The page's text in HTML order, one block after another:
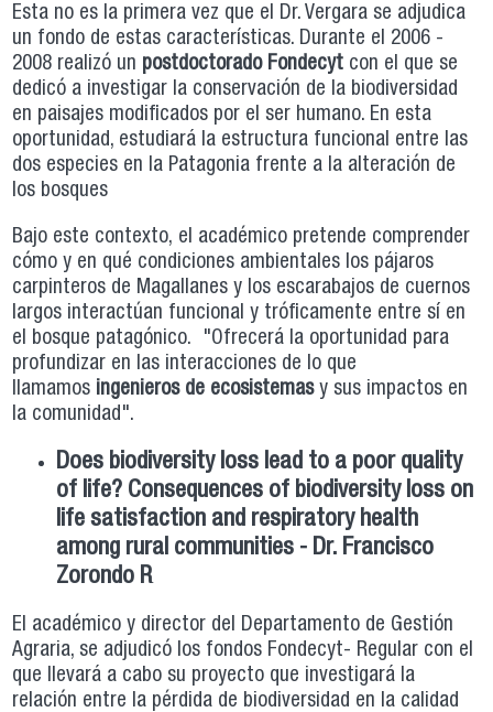
Esta no es la primera vez que el Dr. Vergara se adjudica
un fondo de estas características. Durante el 2006 -
2008 realizó un postdoctorado Fondecyt con el que se
dedicó a investigar la conservación de la biodiversidad
en paisajes modificados por el ser humano. En esta
oportunidad, estudiará la estructura funcional entre las
dos especies en la Patagonia frente a la alteración de
los bosques
Bajo este contexto, el académico pretende comprender
cómo y en qué condiciones ambientales los pájaros
carpinteros de Magallanes y los escarabajos de cuernos
largos interactúan funcional y tróficamente entre sí en
el bosque patagónico. "Ofrecerá la oportunidad para
profundizar en las interacciones de lo que
llamamos ingenieros de ecosistemasy sus impactos en
la comunidad".
Does biodiversity loss lead to a poor quality
of life? Consequences of biodiversity loss on
life satisfaction and respiratory health
among rural communities - Dr. Francisco
Zorondo R
El académico y director del Departamento de Gestión
Agraria, se adjudicó los fondos Fondecyt- Regular con el
que llevará a cabo su proyecto que investigará la
relación entre la pérdida de biodiversidad en la calidad